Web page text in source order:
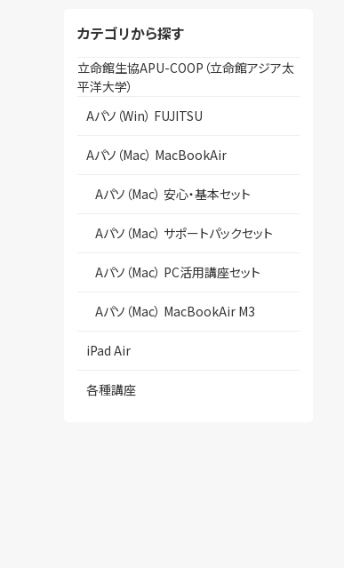
カテゴリから探す
立命館生協APU-COOP（立命館アジア太
平洋大学）
Aパソ（Win） FUJITSU
Aパソ（Mac） MacBookAir
Aパソ（Mac） 安心・基本セット
Aパソ（Mac） サポートパックセット
Aパソ（Mac） PC活用講座セット
Aパソ（Mac） MacBookAir M3
iPad Air
各種講座